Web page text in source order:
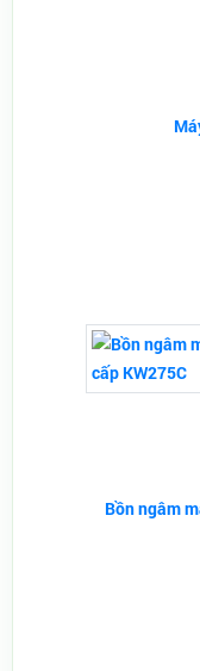
Bồn ngâm